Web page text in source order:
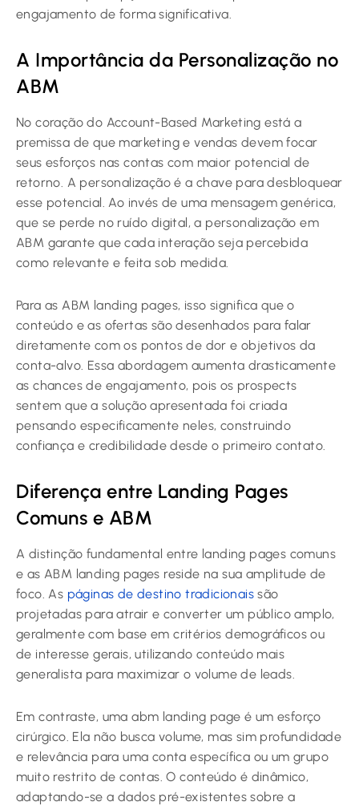
engajamento de forma significativa.
A Importância da Personalização no
ABM
No coração do Account-Based Marketing está a
premissa de que marketing e vendas devem focar
seus esforços nas contas com maior potencial de
retorno. A personalização é a chave para desbloquear
esse potencial. Ao invés de uma mensagem genérica,
que se perde no ruído digital, a personalização em
ABM garante que cada interação seja percebida
como relevante e feita sob medida.
Para as ABM landing pages, isso significa que o
conteúdo e as ofertas são desenhados para falar
diretamente com os pontos de dor e objetivos da
conta-alvo. Essa abordagem aumenta drasticamente
as chances de engajamento, pois os prospects
sentem que a solução apresentada foi criada
pensando especificamente neles, construindo
confiança e credibilidade desde o primeiro contato.
Diferença entre Landing Pages
Comuns e ABM
A distinção fundamental entre landing pages comuns
e as ABM landing pages reside na sua amplitude de
foco. As páginas de destino tradicionais são
projetadas para atrair e converter um público amplo,
geralmente com base em critérios demográficos ou
de interesse gerais, utilizando conteúdo mais
generalista para maximizar o volume de leads.
Em contraste, uma abm landing page é um esforço
cirúrgico. Ela não busca volume, mas sim profundidade
e relevância para uma conta específica ou um grupo
muito restrito de contas. O conteúdo é dinâmico,
adaptando-se a dados pré-existentes sobre a